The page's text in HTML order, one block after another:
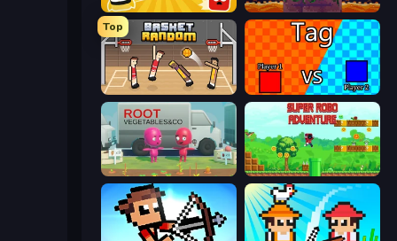
Squish Duo
Top
Basket Random 2 Player Tag
Root Vegetables & Co Super Robo - Adventure